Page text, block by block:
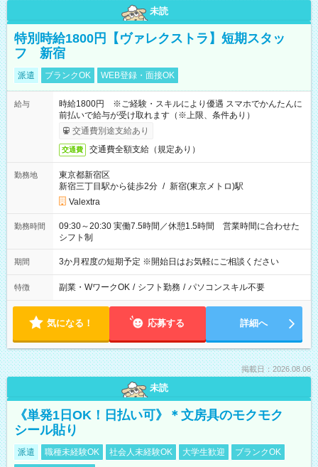
未読
特別時給1800円【ヴァレクストラ】短期スタッ
フ 新宿
派遣 ブランクOK WEB登録・面接OK
給与
時給1800円 ※ご経験・スキルにより優遇 スマホでかんたんに
前払いで給与が受け取れます（※上限、条件あり）
交通費別途支給あり
交通費 交通費全額支給（規定あり）
勤務地
東京都新宿区
新宿三丁目駅から徒歩2分 / 新宿(東京メトロ)駅
Valextra
勤務時間
09:30～20:30 実働7.5時間／休憩1.5時間 営業時間に合わせた
シフト制
期間 3か月程度の短期予定 ※開始日はお気軽にご相談ください
特徴 副業・WワークOK / シフト勤務 / パソコンスキル不要
気になる！ 応募する 詳細へ
掲載日：2026.08.06
未読
《単発1日OK！日払い可》＊文房具のモクモク
シール貼り
派遣 職種未経験OK 社会人未経験OK 大学生歓迎
ブランクOK